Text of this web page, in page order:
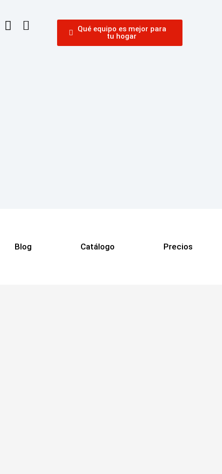
Qué equipo es mejor para
tu hogar
Blog Catálogo Precios